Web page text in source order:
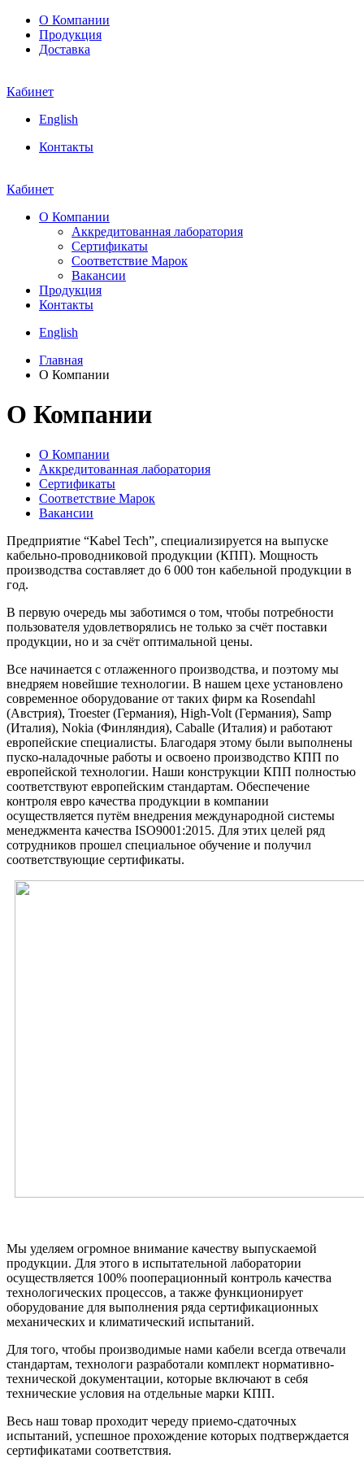
О Компании
Продукция
Доставка
Кабинет
English
Контакты
Кабинет
О Компании
Аккредитованная лаборатория
Сертификаты
Соответствие Марок
Вакансии
Продукция
Контакты
English
Главная
О Компании
О Компании
О Компании
Аккредитованная лаборатория
Сертификаты
Соответствие Марок
Вакансии
Предприятие “Kabel Tech”, специализируется на выпуске
кабельно-проводниковой продукции (КПП). Мощность
производства составляет до 6 000 тон кабельной продукции в
год.
В первую очередь мы заботимся о том, чтобы потребности
пользователя удовлетворялись не только за счёт поставки
продукции, но и за счёт оптимальной цены.
Все начинается с отлаженного производства, и поэтому мы
внедряем новейшие технологии. В нашем цехе установлено
современное оборудование от таких фирм ка Rosendahl
(Австрия), Troester (Германия), High-Volt (Германия), Samp
(Италия), Nokia (Финляндия), Caballe (Италия) и работают
европейские специалисты. Благодаря этому были выполнены
пуско-наладочные работы и освоено производство КПП по
европейской технологии. Наши конструкции КПП полностью
соответствуют европейским стандартам. Обеспечение
контроля евро качества продукции в компании
осуществляется путём внедрения международной системы
менеджмента качества ISO9001:2015. Для этих целей ряд
сотрудников прошел специальное обучение и получил
соответствующие сертификаты.
Мы уделяем огромное внимание качеству выпускаемой
продукции. Для этого в испытательной лаборатории
осуществляется 100% пооперационный контроль качества
технологических процессов, а также функционирует
оборудование для выполнения ряда сертификационных
механических и климатический испытаний.
Для того, чтобы производимые нами кабели всегда отвечали
стандартам, технологи разработали комплект нормативно-
технической документации, которые включают в себя
технические условия на отдельные марки КПП.
Весь наш товар проходит череду приемо-сдаточных
испытаний, успешное прохождение которых подтверждается
сертификатами соответствия.